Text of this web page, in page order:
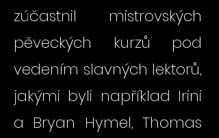
zúčastnil mistrovských
pěveckých kurzů pod
vedením slavných lektorů,
jakými byli například Irini
a Bryan Hymel, Thomas